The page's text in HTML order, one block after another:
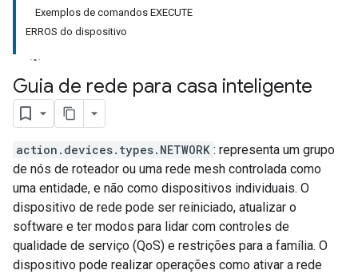
Exemplos de comandos EXECUTE
ERROS do dispositivo
Guia de rede para casa inteligente
action.devices.types.NETWORK : representa um grupo
de nós de roteador ou uma rede mesh controlada como
uma entidade, e não como dispositivos individuais. O
dispositivo de rede pode ser reiniciado, atualizar o
software e ter modos para lidar com controles de
qualidade de serviço (QoS) e restrições para a família. O
dispositivo pode realizar operações como ativar a rede